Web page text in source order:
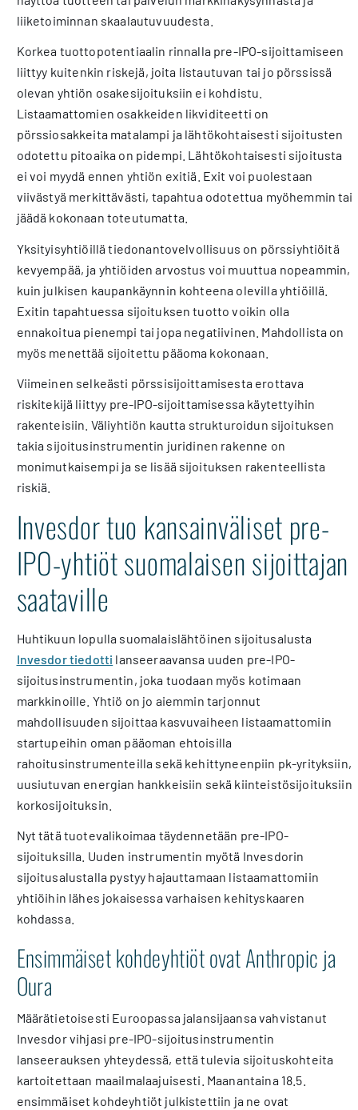
liiketoiminnan skaalautuvuudesta.
Korkea tuottopotentiaalin rinnalla pre-IPO-sijoittamiseen
liittyy kuitenkin riskejä, joita listautuvan tai jo pörssissä
olevan yhtiön osakesijoituksiin ei kohdistu.
Listaamattomien osakkeiden likviditeetti on
pörssiosakkeita matalampi ja lähtökohtaisesti sijoitusten
odotettu pitoaika on pidempi. Lähtökohtaisesti sijoitusta
ei voi myydä ennen yhtiön exitiä. Exit voi puolestaan
viivästyä merkittävästi, tapahtua odotettua myöhemmin tai
jäädä kokonaan toteutumatta.
Yksityisyhtiöillä tiedonantovelvollisuus on pörssiyhtiöitä
kevyempää, ja yhtiöiden arvostus voi muuttua nopeammin,
kuin julkisen kaupankäynnin kohteena olevilla yhtiöillä.
Exitin tapahtuessa sijoituksen tuotto voikin olla
ennakoitua pienempi tai jopa negatiivinen. Mahdollista on
myös menettää sijoitettu pääoma kokonaan.
Viimeinen selkeästi pörssisijoittamisesta erottava
riskitekijä liittyy pre-IPO-sijoittamisessa käytettyihin
rakenteisiin. Väliyhtiön kautta strukturoidun sijoituksen
takia sijoitusinstrumentin juridinen rakenne on
monimutkaisempi ja se lisää sijoituksen rakenteellista
riskiä.
Invesdor tuo kansainväliset pre-
IPO-yhtiöt suomalaisen sijoittajan
saataville
Huhtikuun lopulla suomalaislähtöinen sijoitusalusta
Invesdor tiedotti lanseeraavansa uuden pre-IPO-
sijoitusinstrumentin, joka tuodaan myös kotimaan
markkinoille. Yhtiö on jo aiemmin tarjonnut
mahdollisuuden sijoittaa kasvuvaiheen listaamattomiin
startupeihin oman pääoman ehtoisilla
rahoitusinstrumenteilla sekä kehittyneenpiin pk-yrityksiin,
uusiutuvan energian hankkeisiin sekä kiinteistösijoituksiin
korkosijoituksin.
Nyt tätä tuotevalikoimaa täydennetään pre-IPO-
sijoituksilla. Uuden instrumentin myötä Invesdorin
sijoitusalustalla pystyy hajauttamaan listaamattomiin
yhtiöihin lähes jokaisessa varhaisen kehityskaaren
kohdassa.
Ensimmäiset kohdeyhtiöt ovat Anthropic ja
Oura
Määrätietoisesti Euroopassa jalansijaansa vahvistanut
Invesdor vihjasi pre-IPO-sijoitusinstrumentin
lanseerauksen yhteydessä, että tulevia sijoituskohteita
kartoitettaan maailmalaajuisesti. Maanantaina 18.5.
ensimmäiset kohdeyhtiöt julkistettiin ja ne ovat